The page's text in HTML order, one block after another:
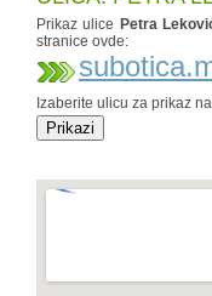
Prikaz ulice Petra
stranice ovde:
Izaberite ulicu za prikaz